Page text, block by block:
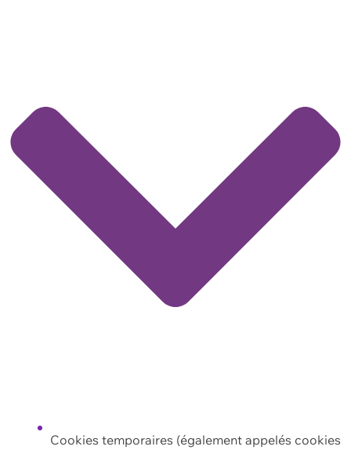
Cookies temporaires (également appelés cookies